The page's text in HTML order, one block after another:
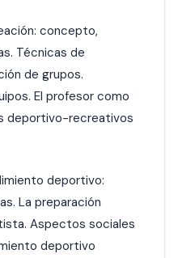
concepto,
Técnicas de
de grupos.
El profesor como
deportivo-recreativos
deportivo:
La preparación
Aspectos sociales
deportivo